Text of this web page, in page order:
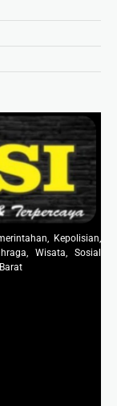
Kepolisian,
Wisata, Sosial